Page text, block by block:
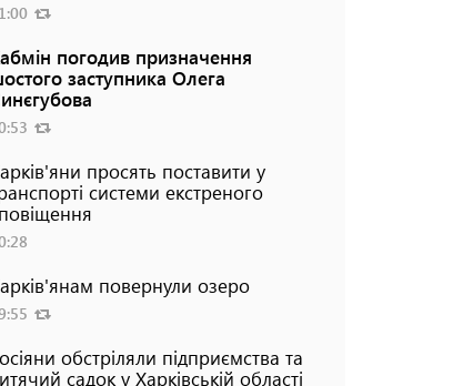
погодив призначення
заступника Олега
просять поставити у
системи екстреного
повернули озеро
обстріляли підприємства та
садок у Харківській області